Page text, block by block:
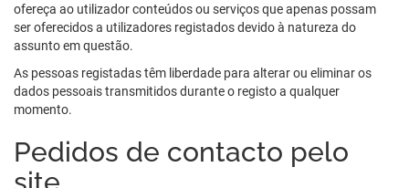
ofereça ao utilizador conteúdos ou serviços que apenas possam
ser oferecidos a utilizadores registados devido à natureza do
assunto em questão.
As pessoas registadas têm liberdade para alterar ou eliminar os
dados pessoais transmitidos durante o registo a qualquer
momento.
Pedidos de contacto pelo
site